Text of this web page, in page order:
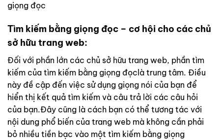
giọng đọc
Tìm kiếm bằng giọng đọc – cơ hội cho các chủ
sở hữu trang web:
Đối với phần lớn các chủ sở hữu trang web, phần tìm
kiếm của tìm kiếm bằng giọng đọclà trung tâm. Điều
này đề cập đến việc sử dụng giọng nói của bạn để
hiển thị kết quả tìm kiếm và câu trả lời các câu hỏi
của bạn.Đây cũng là cách bạn có thể tương tác với
nội dung phổ biến của trang web mà không cần phải
bỏ nhiều tiền bạc vào một tìm kiếm bằng giọng